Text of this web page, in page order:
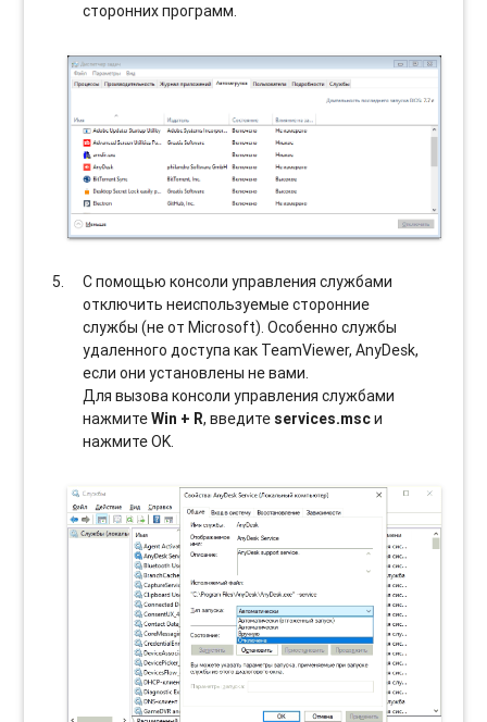
сторонних программ.
С помощью консоли управления службами
отключить неиспользуемые сторонние
службы (не от Microsoft). Особенно службы
удаленного доступа как TeamViewer, AnyDesk,
если они установлены не вами.
Для вызова консоли управления службами
нажмитеWin + R, введите services.mscи
нажмите OK.